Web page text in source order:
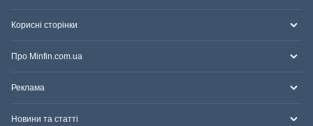
Корисні сторінки
Про Minfin.com.ua
Реклама
Новини та статті